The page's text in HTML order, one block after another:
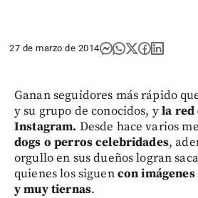
27 de marzo de 2014
Ganan seguidores más rápido
y su grupo de conocidos, yla red
Instagram. Desde hace varios
dogs o perros celebridades,
orgullo en sus dueños logran
quienes los siguencon
y muy tiernas.